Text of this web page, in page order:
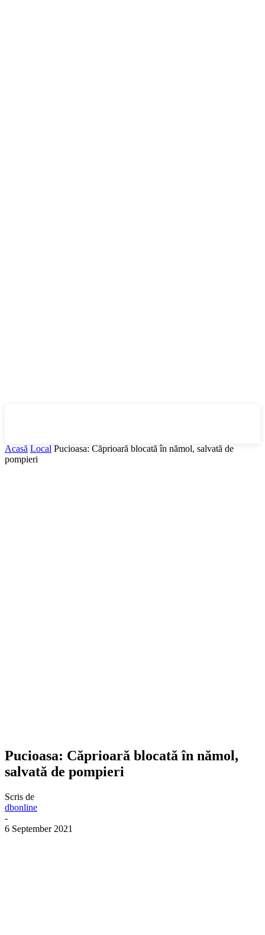
Acasă Local Pucioasa: Căprioară blocată în nămol, salvată de
pompieri
Pucioasa: Căprioară blocată în nămol,
salvată de pompieri
Scris de
dbonline
-
6 September 2021